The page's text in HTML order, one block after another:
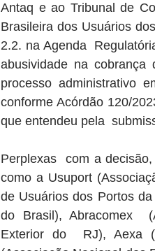
Antaq e ao Tribunal de
Brasileira dos Usuários
2.2. na Agenda
abusividade na cobrança
processo administrativo
conforme Acórdão 120/
que entendeu pela
Perplexas  com a
como a Usuport
de Usuários dos Portos
do Brasil), Abracomex
Exterior do  RJ), Aexa